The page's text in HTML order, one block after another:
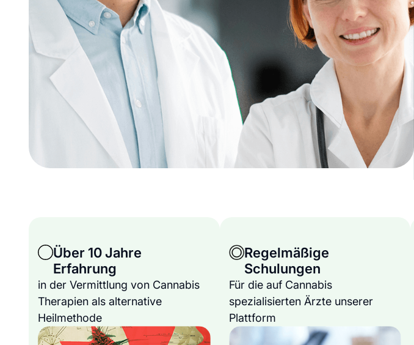
Über 10 Jahre
Erfahrung
in der Vermittlung von Cannabis
Therapien als alternative
Heilmethode
Regelmäßige
Schulungen
Für die auf Cannabis
spezialisierten Ärzte unserer
Plattform